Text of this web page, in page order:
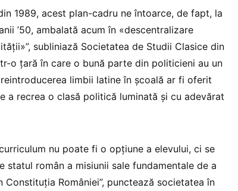
1989, acest plan-cadru ne întoarce, de fapt, la
’50, ambalată acum în «descentralizare
subliniază Societatea de Studii Clasice din
o țară în care o bună parte din politicieni au un
limbii latine în școală ar fi oferit
a recrea o clasă politică luminată și cu adevărat
nu poate fi o opțiune a elevului, ci se
statul român a misiunii sale fundamentale de a
României”, punctează societatea în